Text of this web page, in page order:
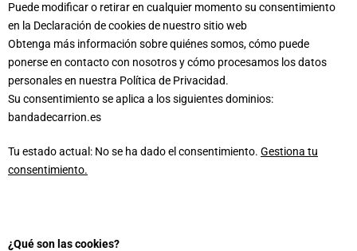
Puede modificar o retirar en cualquier momento su consentimiento
en la Declaración de cookies de nuestro sitio web
Obtenga más información sobre quiénes somos, cómo puede
ponerse en contacto con nosotros y cómo procesamos los datos
personales en nuestra Política de Privacidad.
Su consentimiento se aplica a los siguientes dominios:
bandadecarrion.es
Tu estado actual: No se ha dado el consentimiento. Gestiona tu
consentimiento.
¿Qué son las cookies?